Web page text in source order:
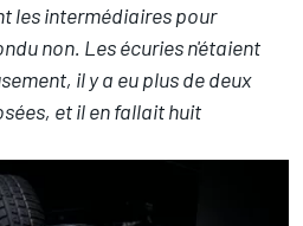
les intermédiaires pour
non. Les écuries n'étaient
il y a eu plus de deux
et il en fallait huit